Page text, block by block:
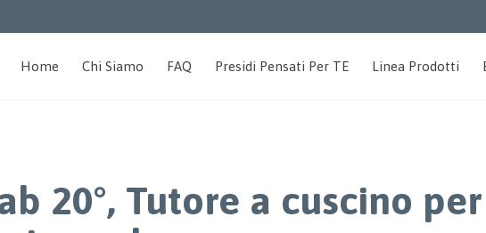
Home Chi Siamo FAQ Presidi Pensati Per TE Linea Prodotti
20°, Tutore a cuscino